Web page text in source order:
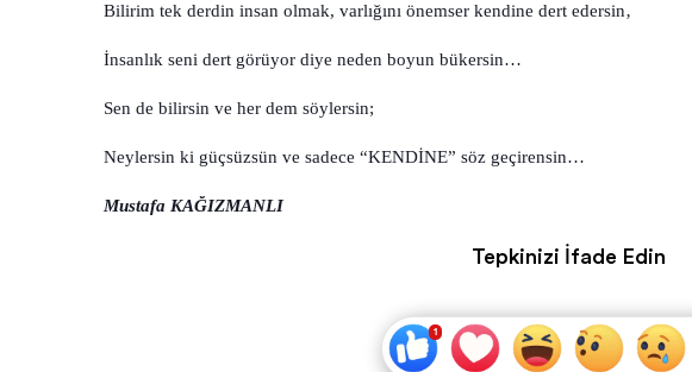
Bilirim tek derdin insan olmak, varlığını önemser kendine dert edersin‚
İnsanlık seni dert görüyor diye neden boyun bükersin…
Sen de bilirsin ve her dem söylersin;
Neylersin ki güçsüzsün ve sadece “KENDİNE” söz geçirensin…
Mustafa KAĞIZMANLI
Tepkinizi İfade Edin